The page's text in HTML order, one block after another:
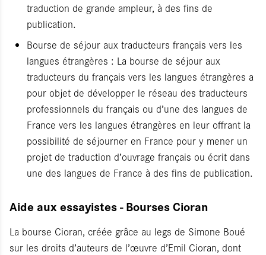
traduction de grande ampleur, à des fins de
publication.
Bourse de séjour aux traducteurs français vers les
langues étrangères : La bourse de séjour aux
traducteurs du français vers les langues étrangères a
pour objet de développer le réseau des traducteurs
professionnels du français ou d’une des langues de
France vers les langues étrangères en leur offrant la
possibilité de séjourner en France pour y mener un
projet de traduction d’ouvrage français ou écrit dans
une des langues de France à des fins de publication.
Aide aux essayistes - Bourses Cioran
La bourse Cioran, créée grâce au legs de Simone Boué
sur les droits d’auteurs de l’œuvre d’Emil Cioran, dont